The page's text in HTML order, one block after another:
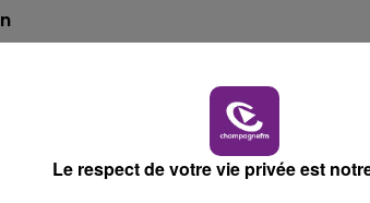
tour de l'élection présidentielle.
Mélenchon, crédité de 23,25% des
Le respect de votre vie privée est